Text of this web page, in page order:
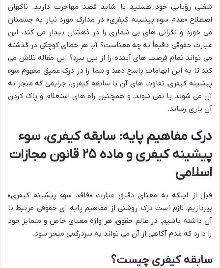
شغلی رؤیایی خود هستید یا شاید قصد مهاجرت دارید. ناگهان
اصطلاح «عدم سوء پیشینه کیفری» در مدارک مورد نیاز به چشمتان
می خورد و نگرانی های بی شماری را در ذهنتان بیدار می کند. این
عبارت حقوقی دقیقاً به چه معناست؟ آیا هر خطای کوچکی در گذشته
می تواند تمام فرصت های آینده را از بین ببرد؟ این مقاله تلاش می
کند تا به این ابهامات پاسخ دهد و شما را در درک عمیق مفهوم سوء
پیشینه کیفری، تفاوت های آن با سابقه کیفری، جرایمی که منجر به
آن می شوند یا نمی شوند، و همچنین راه های استعلام و پاک کردن
آن یاری رساند.
درک مفاهیم پایه: سابقه کیفری، سوء
پیشینه کیفری و ماده ۲۵ قانون مجازات
اسلامی
قبل از اینکه به معنای دقیق عبارت «فاقد سوء پیشینه کیفری»
بپردازیم، لازم است درک روشنی از مفاهیم پایه ای حقوقی مرتبط با
آن داشته باشیم. در عالم حقوق، هر واژه معنای خاص و متمایز خود
را دارد که عدم آگاهی از آن می تواند به سردرگمی منجر شود.
سابقه کیفری چیست؟